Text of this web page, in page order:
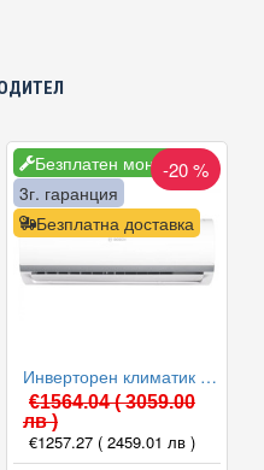
Безплатен монтаж
Безплатна доставка
3г. гаранция
-20 %
Инверторен климатик Bosch CL2000U W 70 E/CL2000 70 E Climate 2000, 24000 BTU, Клас A++
€1564.04( 3059.00
лв )
€1257.27 ( 2459.01 лв )